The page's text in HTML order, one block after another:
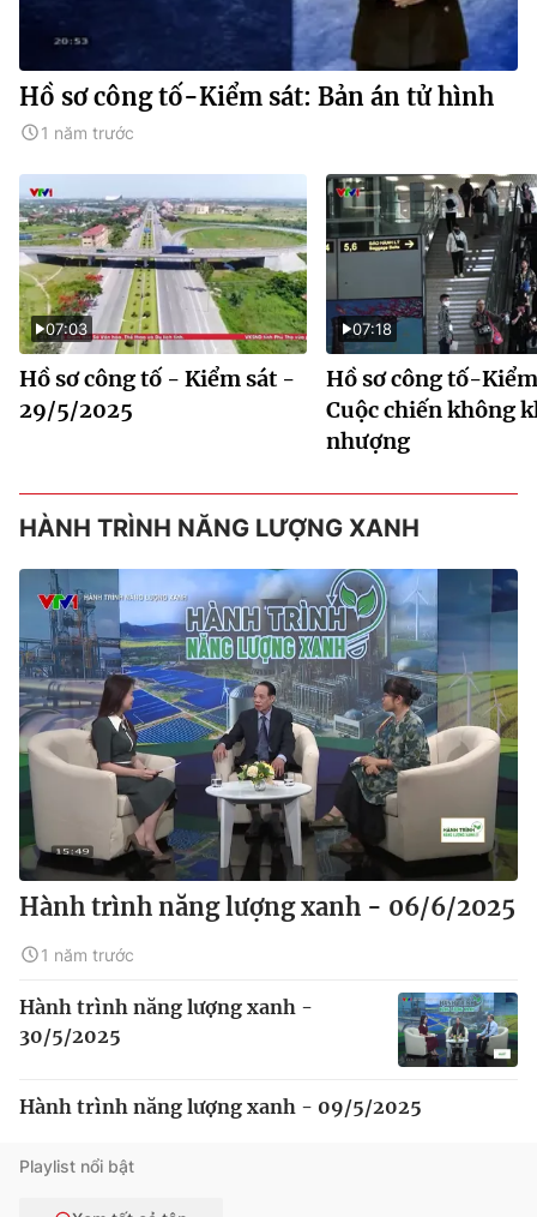
Hồ sơ công tố-Kiểm sát: Bản án tử hình
1 năm trước
07:03
Hồ sơ công tố - Kiểm sát -
29/5/2025
07:18
Hồ sơ công tố-
Cuộc chiến không
nhượng
HÀNH TRÌNH NĂNG LƯỢNG XANH
Hành trình năng lượng xanh - 06/6/2025
1 năm trước
Hành trình năng lượng xanh -
30/5/2025
Hành trình năng lượng xanh - 09/5/2025
Playlist nổi bật